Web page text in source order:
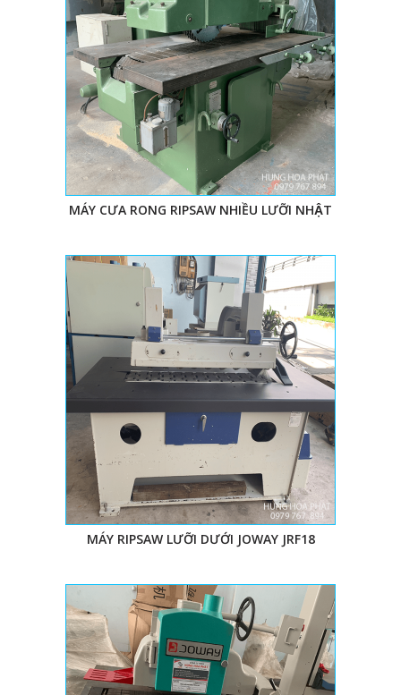
MÁY CƯA RONG RIPSAW NHIỀU LƯỠI NHẬT
MÁY RIPSAW LƯỠI DƯỚI JOWAY JRF18